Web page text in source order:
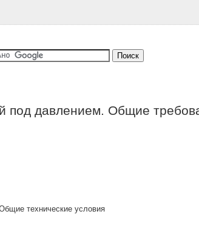
под давлением. Общие
технические условия